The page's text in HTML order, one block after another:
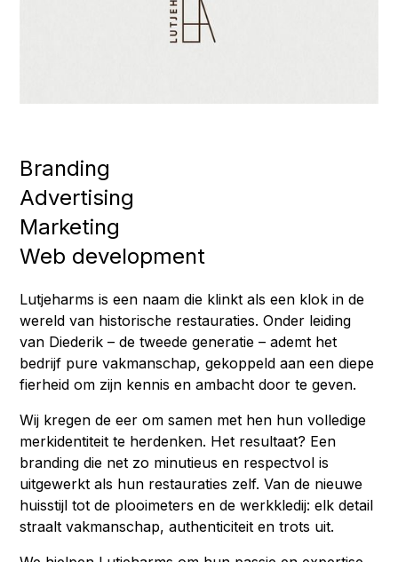
Branding
Advertising
Marketing
Web development
Lutjeharms is een naam die klinkt als een klok in de
wereld van historische restauraties. Onder leiding
van Diederik – de tweede generatie – ademt het
bedrijf pure vakmanschap, gekoppeld aan een diepe
fierheid om zijn kennis en ambacht door te geven.
Wij kregen de eer om samen met hen hun volledige
merkidentiteit te herdenken. Het resultaat? Een
branding die net zo minutieus en respectvol is
uitgewerkt als hun restauraties zelf. Van de nieuwe
huisstijl tot de plooimeters en de werkkledij: elk detail
straalt vakmanschap, authenticiteit en trots uit.